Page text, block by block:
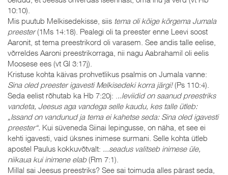
10:10).
Mis puutub Melkisedekisse, siis tema oli kõige kõrgema Jumala
preester(1Ms 14:18). Pealegi oli ta preester enne Leevi soost
Aaronit, st tema preestrikord oli varasem. See andis talle eelise,
võrreldes Aaroni preestrikorraga, nii nagu Aabrahamil oli eelis
Moosese ees (vt Gl 3:17j).
Kristuse kohta käivas prohvetlikus psalmis on Jumala vanne:
Sina oled preester igavesti Melkisedeki korra järgi!(Ps 110:4).
Seda eelist rõhutab ka Hb 7:20j: . ..leviidid on saanud preestriks
vandeta, Jeesus aga vandega selle kaudu, kes talle ütleb:
„Issand on vandunud ja tema ei kahetse seda: Sina oled igavesti
preester“. Kui süveneda Siinai lepingusse, on näha, et see ei
kehti igavesti, vaid üksnes inimese surmani. Selle kohta ütleb
apostel Paulus kokkuvõtvalt: ...seadus valitseb inimese üle,
niikaua kui inimene elab(Rm 7:1).
Millal sai Jeesus preestriks? See sai toimuda alles pärast seda,